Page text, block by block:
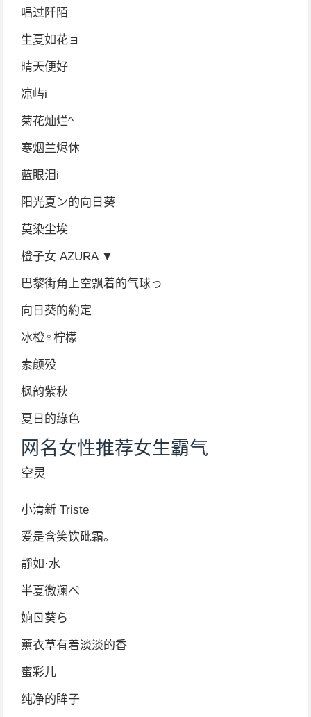
唱过阡陌
生夏如花ョ
晴天便好
凉屿i
菊花灿烂^
寒烟兰烬休
蓝眼泪i
阳光夏ン的向日葵
莫染尘埃
橙子女 AZURA ▼
巴黎街角上空飘着的气球っ
向日葵的約定
冰橙♀柠檬
素颜殁
枫韵紫秋
夏日的綠色
网名女性推荐女生霸气
空灵
小清新 Triste
爱是含笑饮砒霜。
靜如·水
半夏微澜ぺ
姠ㄖ葵ら
薰衣草有着淡淡的香
蜜彩儿
纯净的眸子